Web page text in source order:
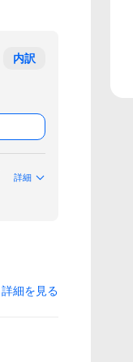
内訳
詳細
詳細を見る